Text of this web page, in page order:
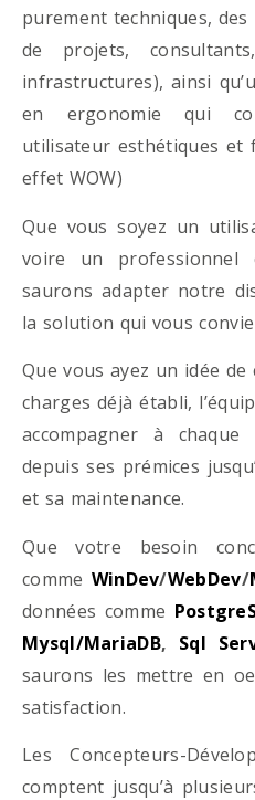
purement techniques,
de projets,
infrastructures), ainsi
en ergonomie qui
utilisateur esthétiques et
effet WOW)
Que vous soyez un
voire un professionnel
saurons adapter notre
la solution qui vous
Que vous ayez un idée
charges déjà établi,
accompagner à
depuis ses prémices
et sa maintenance.
Que votre besoin
comme WinDev/WebDev/
données comme
Mysql/MariaDB, Sql
saurons les mettre en
satisfaction.
Les Concepteurs-
comptent jusqu’à